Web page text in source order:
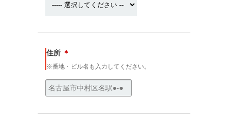
住所 ＊
※番地・ビル名も入力してください。